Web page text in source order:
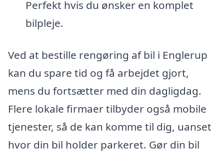
Perfekt hvis du ønsker en komplet
bilpleje.
Ved at bestille rengøring af bil i Englerup
kan du spare tid og få arbejdet gjort,
mens du fortsætter med din dagligdag.
Flere lokale firmaer tilbyder også mobile
tjenester, så de kan komme til dig, uanset
hvor din bil holder parkeret. Gør din bil